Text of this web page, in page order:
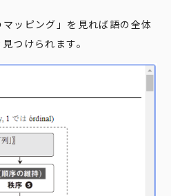
ッピング」を見れば語の全体
つけられます。​